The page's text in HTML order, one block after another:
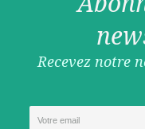
Recevez notre